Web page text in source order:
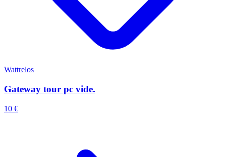
Wattrelos
Gateway tour pc vide.
10 €